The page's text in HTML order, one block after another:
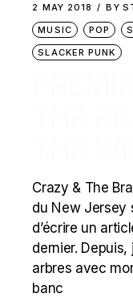
2 MAY 2018 BY
MUSIC
POP
SLACKER PUNK
Crazy & The
du New Jersey
d’écrire un
dernier. Depuis,
arbres avec
banc